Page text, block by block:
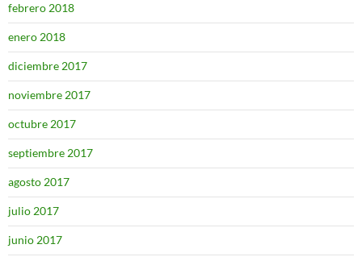
febrero 2018
enero 2018
diciembre 2017
noviembre 2017
octubre 2017
septiembre 2017
agosto 2017
julio 2017
junio 2017